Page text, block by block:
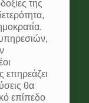
της
θα
επίπεδο